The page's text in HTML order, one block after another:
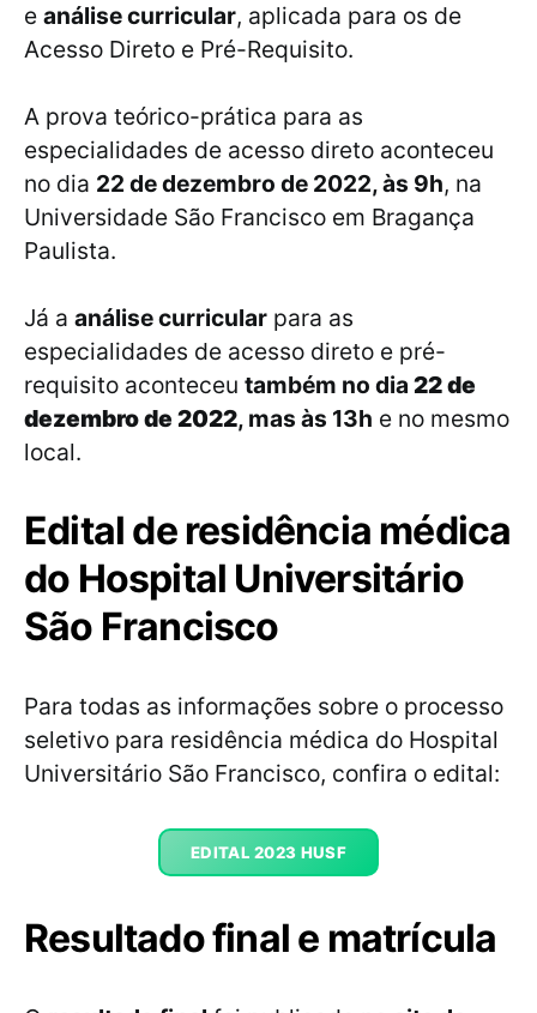
e análise curricular, aplicada para os de
Acesso Direto e Pré-Requisito.
A prova teórico-prática para as
especialidades de acesso direto aconteceu
no dia 22 de dezembro de 2022, às 9h, na
Universidade São Francisco em Bragança
Paulista.
Já a análise curricular para as
especialidades de acesso direto e pré-
requisito aconteceu também no dia 22 de
dezembro de 2022, mas às 13h e no mesmo
local.
Edital de residência médica
do Hospital Universitário
São Francisco
Para todas as informações sobre o processo
seletivo para residência médica do Hospital
Universitário São Francisco, confira o edital:
EDITAL 2023 HUSF
Resultado final e matrícula